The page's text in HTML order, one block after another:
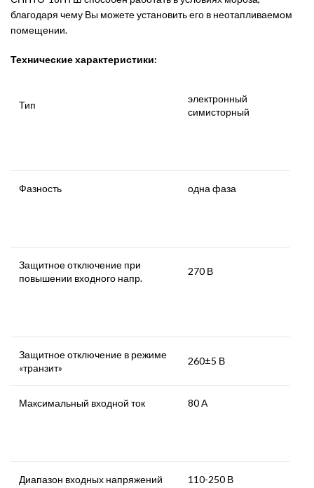
благодаря чему Вы можете установить его в неотапливаемом
помещении.
Технические характеристики:
Тип
электронный
симисторный
Фазность одна фаза
Защитное отключение при
повышении входного напр.
270 В
Защитное отключение в режиме
«транзит»
260±5 В
Максимальный входной ток 80 А
Диапазон входных напряжений 110-250 В